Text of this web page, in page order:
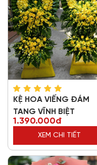
KỆ HOA VIẾNG ĐÁM
TANG VĨNH BIỆT
1.390.000đ
XEM CHI TIẾT